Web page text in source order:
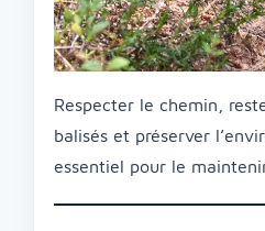
Respecter le chemin,
balisés et préserver
essentiel pour le